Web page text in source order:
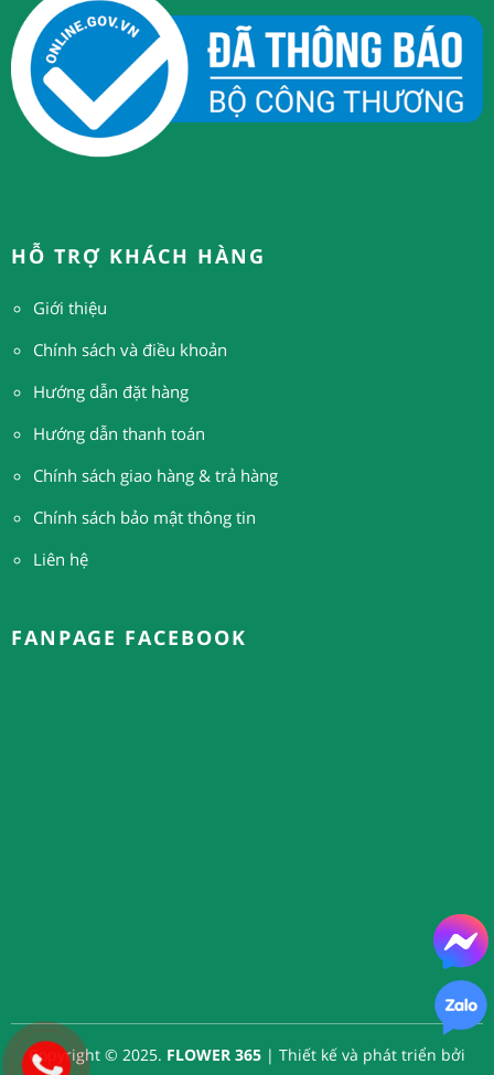
HỖ TRỢ KHÁCH HÀNG
Giới thiệu
Chính sách và điều khoản
Hướng dẫn đặt hàng
Hướng dẫn thanh toán
Chính sách giao hàng & trả hàng
Chính sách bảo mật thông tin
Liên hệ
FANPAGE FACEBOOK
Copyright © 2025. FLOWER 365 | Thiết kế và phát triển bởi